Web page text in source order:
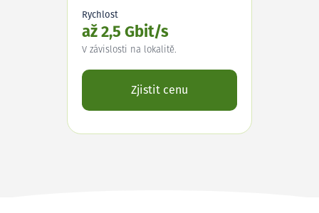
Rychlost
až 2,5 Gbit/s
V závislosti na lokalitě.
Zjistit cenu